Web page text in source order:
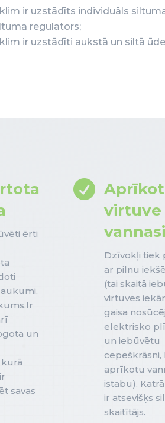
ir uzstādīts individuāls
regulators;
ir uzstādīti aukstā un siltā
ērti
un
savas

virtuve
Dzīvokļi tiek
ar pilnu
(tai skaitā
virtuves
gaisa
elektrisko
un iebūvētu
cepeškrāsni,
aprīkotu
istabu).
ir atsevišķs
skaitītājs.